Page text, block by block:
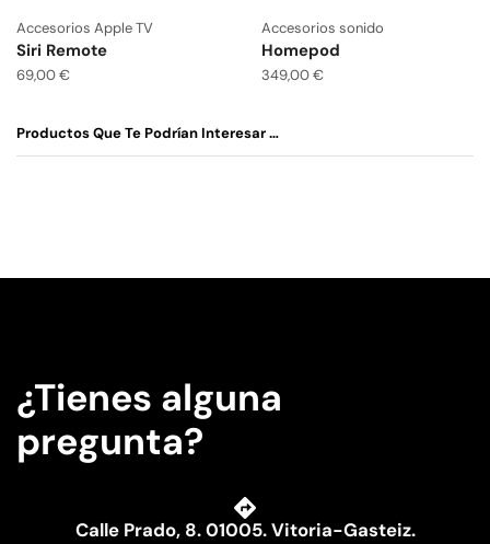
Accesorios Apple TV
Siri Remote
69,00€
Accesorios sonido
Homepod
349,00€
Productos Que Te Podrían Interesar …
¿Tienes alguna
pregunta?
Calle Prado, 8. 01005. Vitoria-Gasteiz.